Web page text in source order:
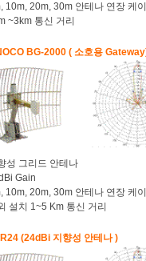
10m, 20m, 30m 안테나 연장 케
~3km 통신 거리
BG-2000 ( 소호용
성 그리드 안테나
Gain
10m, 20m, 30m 안테나 연장 케
설치 1~5 Km 통신 거리
(24dBi 지향성 안테나 )